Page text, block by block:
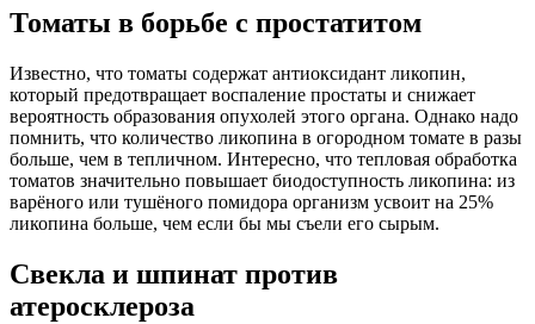
Томаты в борьбе с простатитом
Известно, что томаты содержат антиоксидант ликопин,
который предотвращает воспаление простаты и снижает
вероятность образования опухолей этого органа. Однако надо
помнить, что количество ликопина в огородном томате в разы
больше, чем в тепличном. Интересно, что тепловая обработка
томатов значительно повышает биодоступность ликопина: из
варёного или тушёного помидора организм усвоит на 25%
ликопина больше, чем если бы мы съели его сырым.
Свекла и шпинат против
атеросклероза